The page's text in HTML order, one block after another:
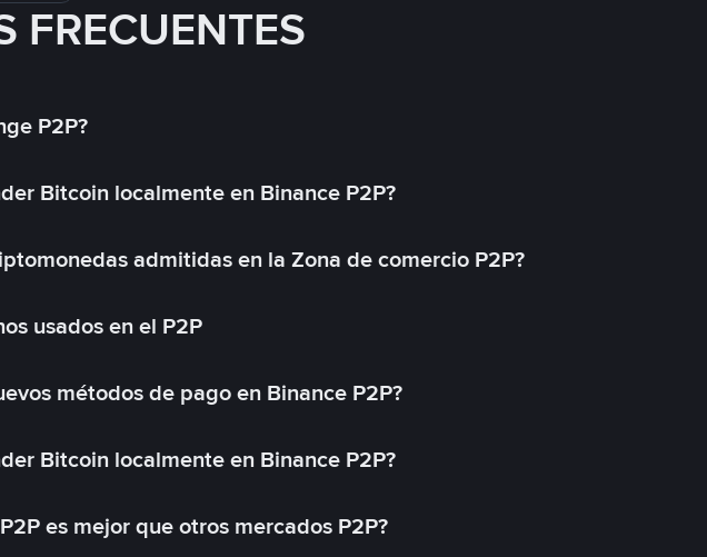
FRECUENTES
P2P?
Bitcoin localmente en Binance P2P?
admitidas en la Zona de comercio P2P?
usados en el P2P
métodos de pago en Binance P2P?
Bitcoin localmente en Binance P2P?
es mejor que otros mercados P2P?